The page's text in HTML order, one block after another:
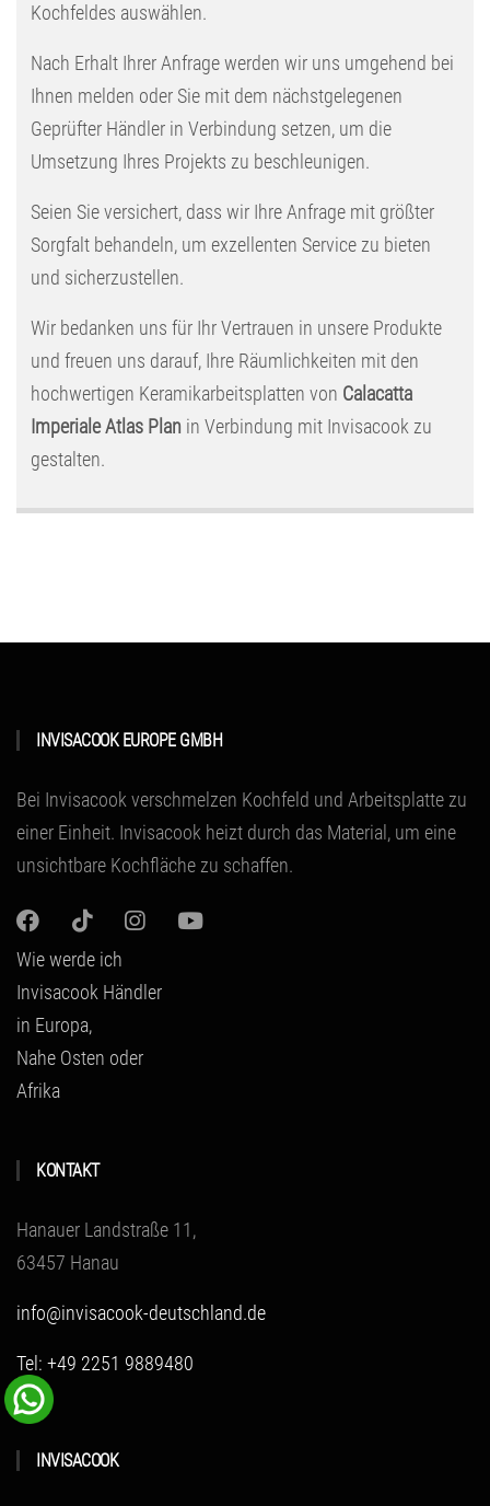
Kochfeldes auswählen.
Nach Erhalt Ihrer Anfrage werden wir uns umgehend bei
Ihnen melden oder Sie mit dem nächstgelegenen
Geprüfter Händler in Verbindung setzen, um die
Umsetzung Ihres Projekts zu beschleunigen.
Seien Sie versichert, dass wir Ihre Anfrage mit größter
Sorgfalt behandeln, um exzellenten Service zu bieten
und sicherzustellen.
Wir bedanken uns für Ihr Vertrauen in unsere Produkte
und freuen uns darauf, Ihre Räumlichkeiten mit den
hochwertigen Keramikarbeitsplatten von Calacatta
Imperiale Atlas Plan in Verbindung mit Invisacook zu
gestalten.
INVISACOOK EUROPE GMBH
Bei Invisacook verschmelzen Kochfeld und Arbeitsplatte zu
einer Einheit. Invisacook heizt durch das Material , um eine
unsichtbare Kochfläche zu schaffen.
Wie werde ich
Invisacook Händler
in Europa,
Nahe Osten oder
Afrika
KONTAKT
Hanauer Landstraße 11,
63457 Hanau
info@invisacook-deutschland.de
Tel: +49 2251 9889480
INVISACOOK